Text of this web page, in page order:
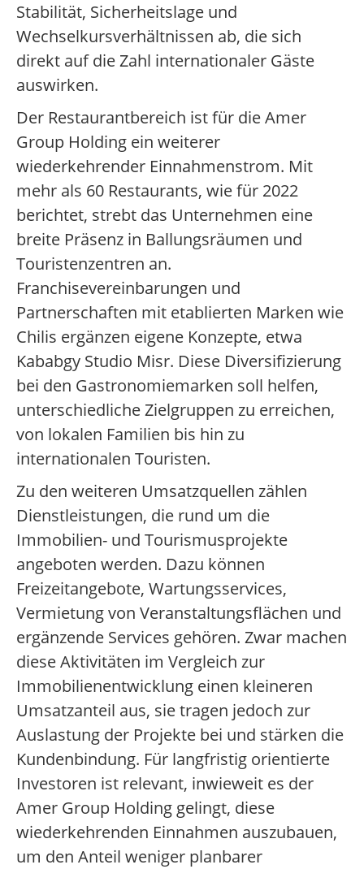
Stabilität, Sicherheitslage und
Wechselkursverhältnissen ab, die sich
direkt auf die Zahl internationaler Gäste
auswirken.
Der Restaurantbereich ist für die Amer
Group Holding ein weiterer
wiederkehrender Einnahmenstrom. Mit
mehr als 60 Restaurants, wie für 2022
berichtet, strebt das Unternehmen eine
breite Präsenz in Ballungsräumen und
Touristenzentren an.
Franchisevereinbarungen und
Partnerschaften mit etablierten Marken wie
Chilis ergänzen eigene Konzepte, etwa
Kababgy Studio Misr. Diese Diversifizierung
bei den Gastronomiemarken soll helfen,
unterschiedliche Zielgruppen zu erreichen,
von lokalen Familien bis hin zu
internationalen Touristen.
Zu den weiteren Umsatzquellen zählen
Dienstleistungen, die rund um die
Immobilien- und Tourismusprojekte
angeboten werden. Dazu können
Freizeitangebote, Wartungsservices,
Vermietung von Veranstaltungsflächen und
ergänzende Services gehören. Zwar machen
diese Aktivitäten im Vergleich zur
Immobilienentwicklung einen kleineren
Umsatzanteil aus, sie tragen jedoch zur
Auslastung der Projekte bei und stärken die
Kundenbindung. Für langfristig orientierte
Investoren ist relevant, inwieweit es der
Amer Group Holding gelingt, diese
wiederkehrenden Einnahmen auszubauen,
um den Anteil weniger planbarer